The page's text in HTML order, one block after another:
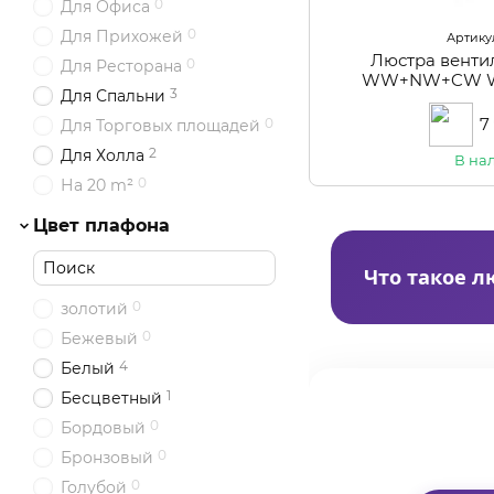
Что такое
распределяет
Люстра
WW+NW+CW
7
В
Для Офиса 0
Для Прихожей 0
Для Ресторана 0
Для Спальни 3
Для Торговых площадей 0
Для Холла 2
На 20 m² 0
Цвет плафона
золотий 0
Бежевый 0
Белый 4
Бесцветный 1
Бордовый 0
Бронзовый 0
Голубой 0